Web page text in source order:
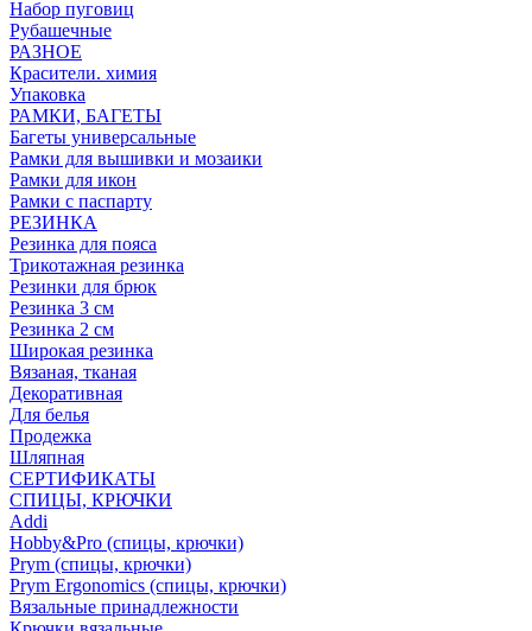
Набор пуговиц
Рубашечные
РАЗНОЕ
Красители. химия
Упаковка
РАМКИ, БАГЕТЫ
Багеты универсальные
Рамки для вышивки и мозаики
Рамки для икон
Рамки с паспарту
РЕЗИНКА
Резинка для пояса
Трикотажная резинка
Резинки для брюк
Резинка 3 см
Резинка 2 см
Широкая резинка
Вязаная, тканая
Декоративная
Для белья
Продежка
Шляпная
СЕРТИФИКАТЫ
СПИЦЫ, КРЮЧКИ
Addi
Hobby&Pro (спицы, крючки)
Prym (спицы, крючки)
Prym Ergonomics (спицы, крючки)
Вязальные принадлежности